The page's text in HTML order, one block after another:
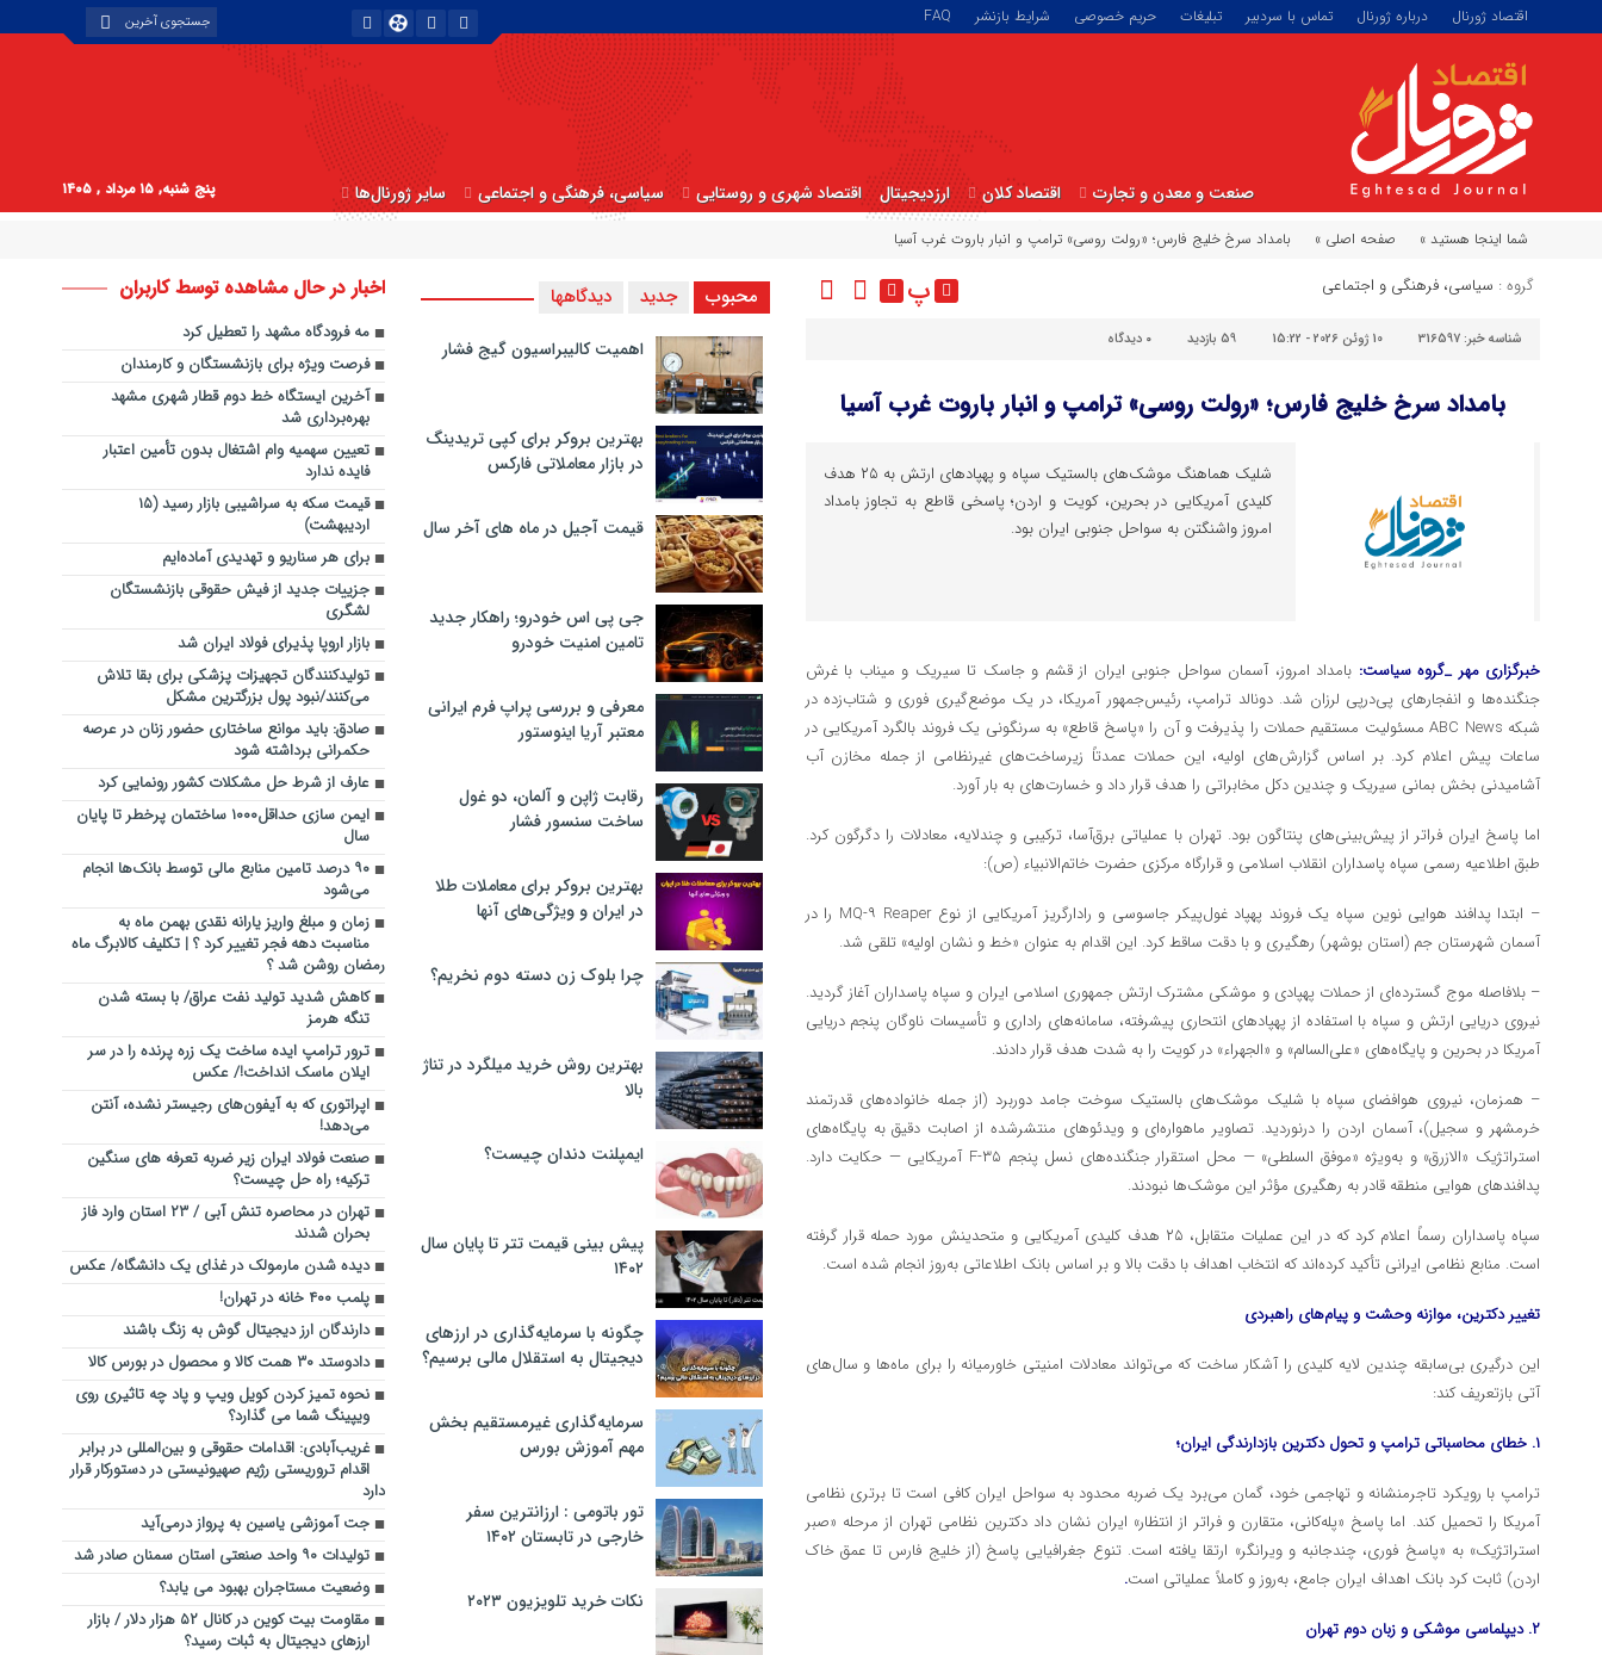
اقتصاد ژورنال درباره ژورنال تماس با سردبیر تبلیغات حریم خصوصی شرایط بازنشر FAQ
صنعت و معدن و تجارت اقتصاد کلان ارزدیجیتال اقتصاد شهری و روستایی سیاسی، فرهنگی و اجتماعی سایر ژورنال‌ها پنج شنبه, ۱۵ مرداد , ۱۴۰۵
شما اینجا هستید » صفحه اصلی » بامداد سرخ خلیج فارس؛ «رولت روسی» ترامپ و انبار باروت غرب آسیا
گروه : سیاسی، فرهنگی و اجتماعی پ
شناسه خبر: 316597 10 ژوئن 2026 - 15:22 59 بازدید ۰ دیدگاه
بامداد سرخ خلیج فارس؛ «رولت روسی» ترامپ و انبار باروت غرب آسیا
شلیک هماهنگ موشک‌های بالستیک سپاه و پهپادهای ارتش به ۲۵ هدف
کلیدی آمریکایی در بحرین، کویت و اردن؛ پاسخی قاطع به تجاوز بامداد
امروز واشنگتن به سواحل جنوبی ایران بود.
خبرگزاری مهر _گروه سیاست: ‌بامداد امروز، آسمان سواحل جنوبی ایران از قشم و جاسک تا سیریک و میناب با غرش
جنگنده‌ها و انفجارهای پی‌درپی لرزان شد. دونالد ترامپ، رئیس‌جمهور آمریکا، در یک موضع‌گیری فوری و شتاب‌زده در
شبکه ABC News مسئولیت مستقیم حملات را پذیرفت و آن را «پاسخ قاطع» به سرنگونی یک فروند بالگرد آمریکایی در
ساعات پیش اعلام کرد. بر اساس گزارش‌های اولیه، این حملات عمدتاً زیرساخت‌های غیرنظامی از جمله مخازن آب
آشامیدنی بخش بمانی سیریک و چندین دکل مخابراتی را هدف قرار داد و خسارت‌های به بار آورد.
اما پاسخ ایران فراتر از پیش‌بینی‌های پنتاگون بود. تهران با عملیاتی برق‌آسا، ترکیبی و چندلایه، معادلات را دگرگون کرد.
طبق اطلاعیه رسمی سپاه پاسداران انقلاب اسلامی و قرارگاه مرکزی حضرت خاتم‌الانبیاء (ص):
– ابتدا پدافند هوایی نوین سپاه یک فروند پهپاد غول‌پیکر جاسوسی و رادارگریز آمریکایی از نوع MQ-۹ Reaper را در
آسمان شهرستان جم (استان بوشهر) رهگیری و با دقت ساقط کرد. این اقدام به عنوان «خط و نشان اولیه» تلقی شد.
– بلافاصله موج گسترده‌ای از حملات پهپادی و موشکی مشترک ارتش جمهوری اسلامی ایران و سپاه پاسداران آغاز گردید.
نیروی دریایی ارتش و سپاه با استفاده از پهپادهای انتحاری پیشرفته، سامانه‌های راداری و تأسیسات ناوگان پنجم دریایی
آمریکا در بحرین و پایگاه‌های «علی‌السالم» و «الجهراء» در کویت را به شدت هدف قرار دادند.
– همزمان، نیروی هوافضای سپاه با شلیک موشک‌های بالستیک سوخت جامد دوربرد (از جمله خانواده‌های قدرتمند
خرمشهر و سجیل)، آسمان اردن را درنوردید. تصاویر ماهواره‌ای و ویدئوهای منتشرشده از اصابت دقیق به پایگاه‌های
استراتژیک «الازرق» و به‌ویژه «موفق السلطی» — محل استقرار جنگنده‌های نسل پنجم F-۳۵ آمریکایی — حکایت دارد.
پدافندهای هوایی منطقه قادر به رهگیری مؤثر این موشک‌ها نبودند.
سپاه پاسداران رسماً اعلام کرد که در این عملیات متقابل، ۲۵ هدف کلیدی آمریکایی و متحدینش مورد حمله قرار گرفته
است. منابع نظامی ایرانی تأکید کرده‌اند که انتخاب اهداف با دقت بالا و بر اساس بانک اطلاعاتی به‌روز انجام شده است.
تغییر دکترین، موازنه وحشت و پیام‌های راهبردی
این درگیری بی‌سابقه چندین لایه کلیدی را آشکار ساخت که می‌تواند معادلات امنیتی خاورمیانه را برای ماه‌ها و سال‌های
آتی بازتعریف کند:
۱. خطای محاسباتی ترامپ و تحول دکترین بازدارندگی ایران؛
ترامپ با رویکرد تاجرمنشانه و تهاجمی خود، گمان می‌برد یک ضربه محدود به سواحل ایران کافی است تا برتری نظامی
آمریکا را تحمیل کند. اما پاسخ «پله‌کانی، متقارن و فراتر از انتظار» ایران نشان داد دکترین نظامی تهران از مرحله «صبر
استراتژیک» به «پاسخ فوری، چندجانبه و ویرانگر» ارتقا یافته است. تنوع جغرافیایی پاسخ (از خلیج فارس تا عمق خاک
اردن) ثابت کرد بانک اهداف ایران جامع، به‌روز و کاملاً عملیاتی است.
۲. دیپلماسی موشکی و زبان دوم تهران
محبوب جدید دیدگاهها
اهمیت کالیبراسیون گیج فشار
بهترین بروکر برای کپی‌ تریدینگ
در بازار معاملاتی فارکس
قیمت آجیل در ماه های آخر سال
جی پی اس خودرو؛ راهکار جدید
تامین امنیت خودرو
معرفی و بررسی پراپ فرم ایرانی
معتبر آریا اینوستور
رقابت ژاپن و آلمان، دو غول
ساخت سنسور فشار
بهترین بروکر برای معاملات طلا
در ایران و ویژگی‌های آنها
چرا بلوک زن دسته دوم نخریم؟
بهترین روش خرید میلگرد در تناژ
بالا
ایمپلنت دندان چیست؟
پیش بینی قیمت تتر تا پایان سال
۱۴۰۲
چگونه با سرمایه‌گذاری در ارزهای
دیجیتال به استقلال مالی برسیم؟
سرمایه‌گذاری غیرمستقیم بخش
مهم آموزش بورس
تور باتومی : ارزانترین سفر
خارجی در تابستان ۱۴۰۲
نکات خرید تلویزیون ۲۰۲۳
اخبار در حال مشاهده توسط کاربران
مه فرودگاه مشهد را تعطیل کرد
فرصت ویژه برای بازنشستگان و کارمندان
آخرین ایستگاه خط دوم قطار شهری مشهد
بهره‌برداری شد
تعیین سهمیه‌ وام اشتغال بدون تأمین اعتبار
فایده‌ ندارد
قیمت سکه به سراشیبی بازار رسید (۱۵
اردیبهشت)
برای هر سناریو و تهدیدی آماده‌ایم
جزییات جدید از فیش حقوقی بازنشستگان
لشگری
بازار اروپا پذیرای فولاد ایران شد
تولیدکنندگان تجهیزات پزشکی برای بقا تلاش
می‌کنند/نبود پول بزرگترین مشکل
صادق: باید موانع ساختاری حضور زنان در عرصه
حکمرانی برداشته شود
عارف از شرط حل مشکلات کشور رونمایی کرد
ایمن سازی حداقل۱۰۰۰ ساختمان پرخطر تا پایان
سال
۹۰ درصد تامین منابع مالی توسط بانک‌ها انجام
می‌شود
زمان و مبلغ واریز یارانه نقدی بهمن ماه به
مناسبت دهه فجر تغییر کرد ؟ | تکلیف کالابرگ ماه
رمضان روشن شد ؟
کاهش شدید تولید نفت عراق/ با بسته شدن
تنگه هرمز
ترور ترامپ ایده ساخت یک زره پرنده را در سر
ایلان ماسک انداخت!/ عکس
اپراتوری که به آیفون‌های رجیستر نشده، آنتن
می‌دهد!
صنعت فولاد ایران زیر ضربه تعرفه‌ های سنگین
ترکیه؛ راه حل چیست؟
تهران در محاصره تنش آبی / ۲۳ استان وارد فاز
بحران شدند
دیده شدن مارمولک در غذای یک دانشگاه/ عکس
پلمب ۴۰۰ خانه در تهران!
دارندگان ارز دیجیتال گوش به زنگ باشند
دادوستد ۳۰ همت کالا و محصول در بورس کالا
نحوه تمیز کردن کویل ویپ و پاد چه تاثیری روی
ویپینگ شما می گذارد؟
غریب‌آبادی: اقدامات حقوقی و بین‌المللی در برابر
اقدام تروریستی رژیم صهیونیستی در دستورکار قرار
دارد
جت آموزشی یاسین به پرواز درمی‌آید
تولیدات ۹۰ واحد صنعتی استان سمنان صادر شد
وضعیت مستاجران بهبود می یابد؟
مقاومت بیت کوین در کانال ۵۲ هزار دلار / بازار
ارزهای دیجیتال به ثبات رسید؟